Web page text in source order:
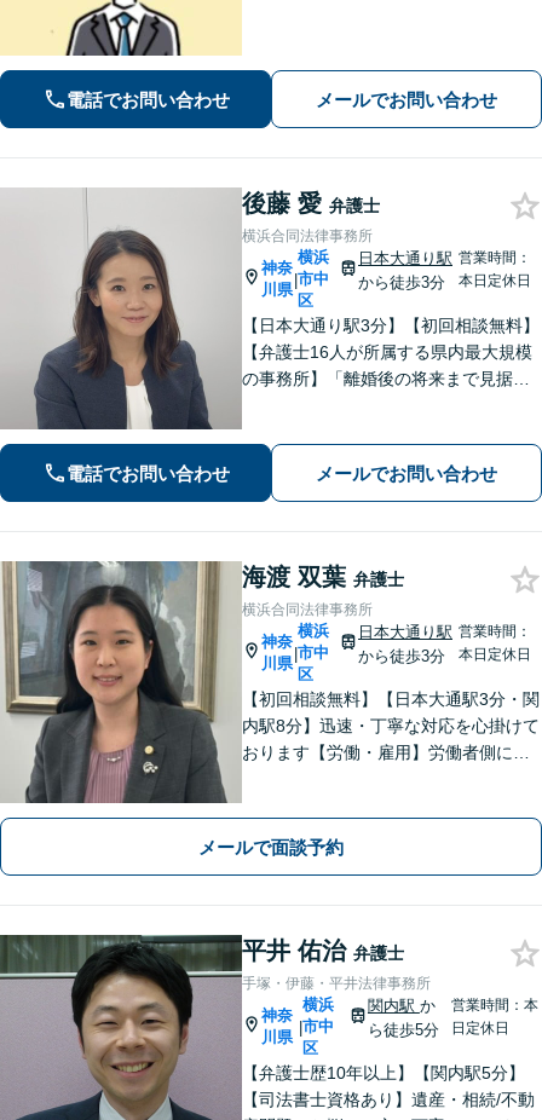
続きはもちろん、再発防止策や今後の
生活のフォローも行います。
電話でお問い合わせ メールでお問い合わせ
後藤 愛 弁護士
横浜合同法律事務所
神奈
川県
|
横浜
市中
区
日本大通り駅
から徒歩3分
営業時間：
本日定休日
【日本大通り駅3分】【初回相談無料】
【弁護士16人が所属する県内最大規模
の事務所】「離婚後の将来まで見据え
い相続問題に対応する豊富な実績」
「相続登記義務化に対応」【WEB面談
電話でお問い合わせ メールでお問い合わせ
海渡 双葉 弁護士
横浜合同法律事務所
神奈
川県
|
横浜
市中
区
日本大通り駅
から徒歩3分
営業時間：
本日定休日
【初回相談無料】【日本大通駅3分・関
内駅8分】迅速・丁寧な対応を心掛けて
おります【労働・雇用】労働者側に特
等、お任せください【弁護士歴10年以
メールで面談予約
平井 佑治 弁護士
手塚・伊藤・平井法律事務所
神奈
川県
|
横浜
市中
区
関内駅 か
ら徒歩5分
営業時間：本
日定休日
【弁護士歴10年以上】【関内駅5分】
【司法書士資格あり】遺産・相続/不動